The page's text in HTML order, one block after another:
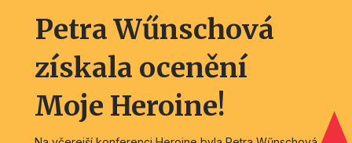
Petra Wűnschová
získala ocenění
Moje Heroine!